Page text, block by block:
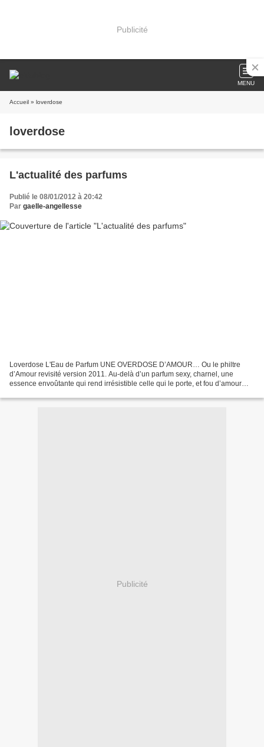
Publicité
MENU
Accueil » loverdose
loverdose
L'actualité des parfums
Publié le 08/01/2012 à 20:42
Par gaelle-angellesse
Loverdose L'Eau de Parfum UNE OVERDOSE D’AMOUR… Ou le philtre
d’Amour revisité version 2011. Au-delà d’un parfum sexy, charnel, une
essence envoûtante qui rend irrésistible celle qui le porte, et fou d’amour
Publicité